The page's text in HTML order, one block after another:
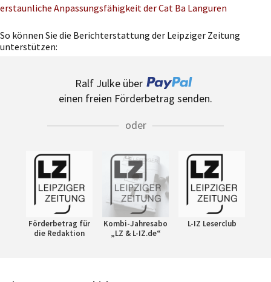
erstaunliche Anpassungsfähigkeit der Cat Ba Languren
So können Sie die Berichterstattung der Leipziger Zeitung
unterstützen:
Ralf Julke über
einen freien Förderbetrag senden.
oder
Förderbetrag für
die Redaktion
Kombi-Jahresabo
„LZ & L-IZ.de“
L-IZ Leserclub